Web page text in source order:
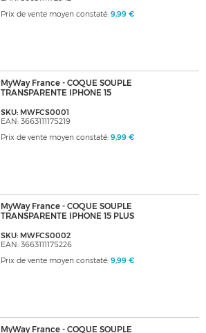
Prix de vente moyen constaté: 9,99 €
MyWay France - COQUE SOUPLE
TRANSPARENTE IPHONE 15
SKU: MWFCS0001
EAN: 3663111175219
Prix de vente moyen constaté: 9,99 €
MyWay France - COQUE SOUPLE
TRANSPARENTE IPHONE 15 PLUS
SKU: MWFCS0002
EAN: 3663111175226
Prix de vente moyen constaté: 9,99 €
MyWay France - COQUE SOUPLE